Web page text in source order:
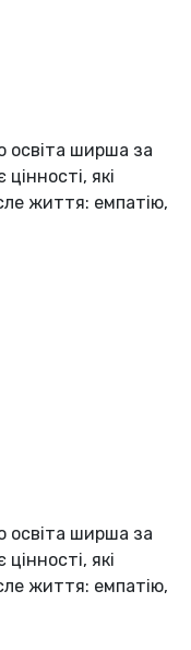
освіта ширша за
які
життя: емпатію,
освіта ширша за
які
життя: емпатію,